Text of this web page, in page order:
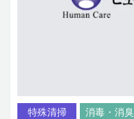
特殊清掃 消毒・消臭